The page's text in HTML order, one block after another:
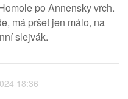
po Annensky vrch.
má pršet jen málo, na
slejvák.
18:36